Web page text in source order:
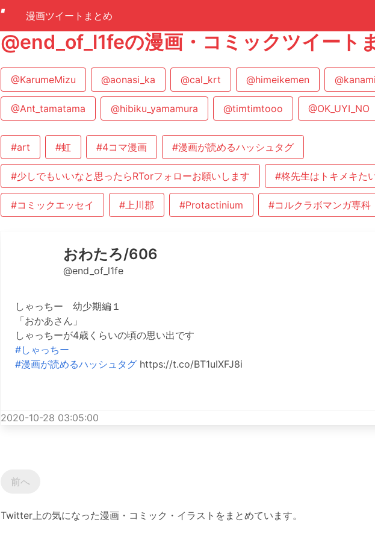
漫画ツイートまとめ
@end_of_l1feの漫画・コミックツイート
@KarumeMizu @aonasi_ka @cal_krt @himeikemen
@Ant_tamatama @hibiku_yamamura @timtimtooo @OK_UYI_NO
#art #虹 #4コマ漫画 #漫画が読めるハッシュタグ
#少しでもいいなと思ったらRTorフォローお願いします #柊先生はトキメキた
#コミックエッセイ #上川郡 #Protactinium #コルクラボマンガ専科
おわたろ/606
@end_of_l1fe
しゃっちー 幼少期編１
「おかあさん」
しゃっちーが4歳くらいの頃の思い出です
#しゃっちー
#漫画が読めるハッシュタグhttps://t.co/BT1uIXFJ8i
2020-10-28 03:05:00
前へ
Twitter上の気になった漫画・コミック・イラストをまとめています。